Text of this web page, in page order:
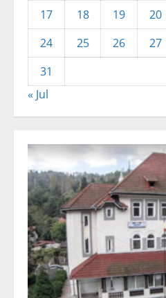
17
18 19 20
24
25 26 27
31
« Jul